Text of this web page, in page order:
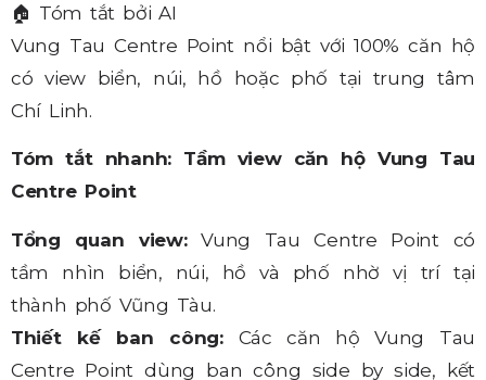
🏠 Tóm tắt bởi AI
Vung Tau Centre Point nổi bật với 100% căn hộ
có view biển, núi, hồ hoặc phố tại trung tâm
Chí Linh.
Tóm tắt nhanh: Tầm view căn hộ Vung Tau
Centre Point
Tổng quan view:
Vung Tau Centre Point có
tầm nhìn biển, núi, hồ và phố nhờ vị trí tại
thành phố Vũng Tàu.
Thiết kế ban công:
Các căn hộ Vung Tau
Centre Point dùng ban công side by side, kết